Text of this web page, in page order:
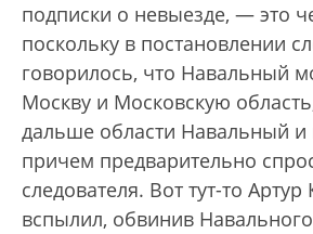
подписки о невыезде, — это
поскольку в постановлении
говорилось, что Навальный
Москву и Московскую
дальше области Навальный и
причем предварительно
следователя. Вот тут-то
вспылил, обвинив